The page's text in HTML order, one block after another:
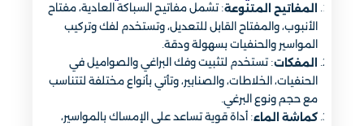
المفاتيح المتنوعة: تشمل مفاتيح السباكة العادية، مفتاح
الأنبوب، والمفتاح القابل للتعديل، وتستخدم لفك وتركيب
المواسير والحنفيات بسهولة ودقة.
المفكات: تستخدم لتثبيت وفك البراغي والصواميل في
الحنفيات، الخلاطات، والصنابير، وتأتي بأنواع مختلفة لتتناسب
مع حجم ونوع البرغي.
كماشة الماء: أداة قوية تساعد على الإمساك بالمواسير،